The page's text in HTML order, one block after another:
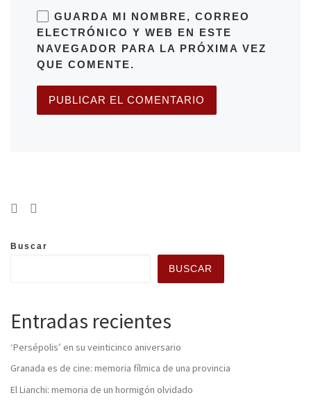
GUARDA MI NOMBRE, CORREO
ELECTRÓNICO Y WEB EN ESTE
NAVEGADOR PARA LA PRÓXIMA VEZ
QUE COMENTE.
Buscar
BUSCAR
Entradas recientes
‘Persépolis’ en su veinticinco aniversario
Granada es de cine: memoria fílmica de una provincia
El Lianchi: memoria de un hormigón olvidado